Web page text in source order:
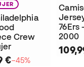
Crew
€−45%
76Ers
2000